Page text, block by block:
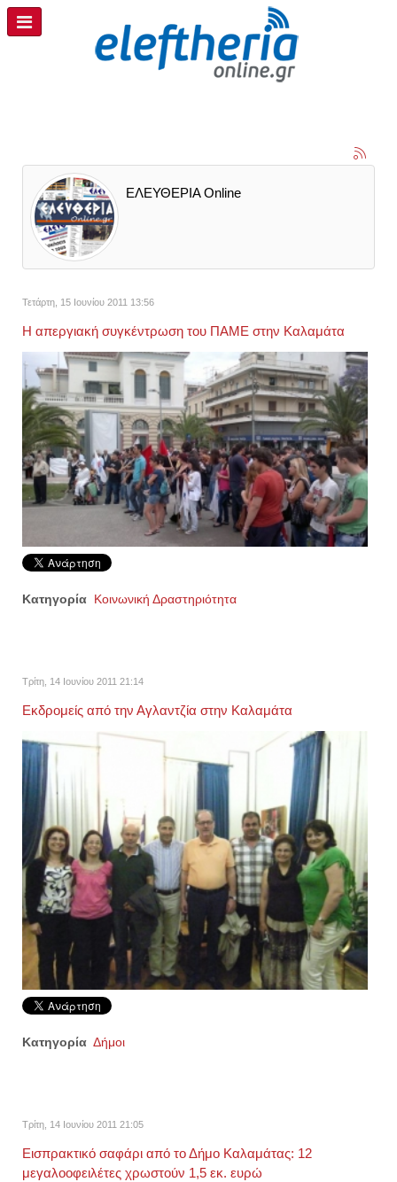
ΕΛΕΥΘΕΡΙΑ Online
Τετάρτη, 15 Ιουνίου 2011 13:56
Η απεργιακή συγκέντρωση του ΠΑΜΕ στην Καλαμάτα
Κατηγορία Κοινωνική Δραστηριότητα
Τρίτη, 14 Ιουνίου 2011 21:14
Εκδρομείς από την Αγλαντζία στην Καλαμάτα
Κατηγορία Δήμοι
Τρίτη, 14 Ιουνίου 2011 21:05
Εισπρακτικό σαφάρι από το Δήμο Καλαμάτας: 12
μεγαλοοφειλέτες χρωστούν 1,5 εκ. ευρώ